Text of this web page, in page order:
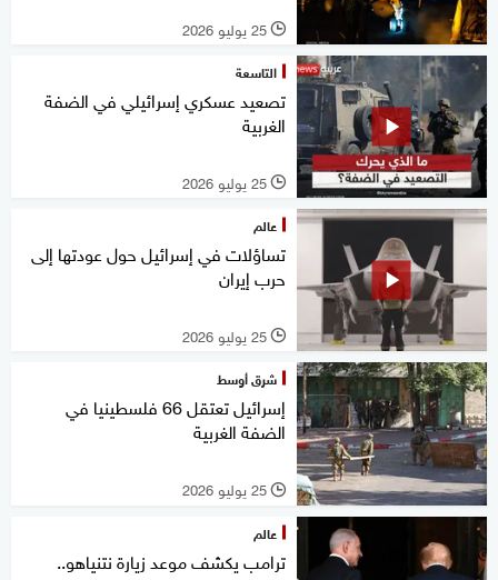
l 25 يوليو 2026
التاسعة
تصعيد عسكري إسرائيلي في الضفة
الغربية
l 25 يوليو 2026
عالم
تساؤلات في إسرائيل حول عودتها إلى
حرب إيران
l 25 يوليو 2026
شرق أوسط
إسرائيل تعتقل 66 فلسطينيا في
الضفة الغربية
l 25 يوليو 2026
عالم
ترامب يكشف موعد زيارة نتنياهو..